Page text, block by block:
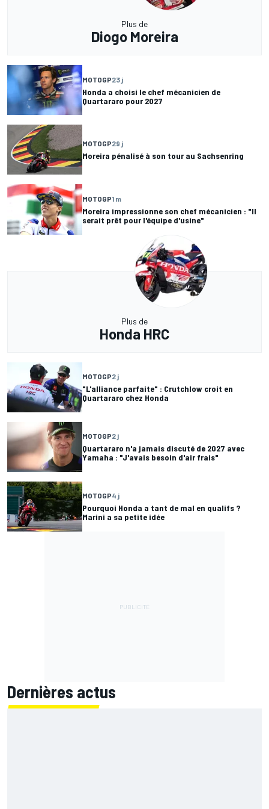
Plus de
Diogo Moreira
MOTOGP23 j
Honda a choisi le chef mécanicien de
Quartararo pour 2027
MOTOGP29 j
Moreira pénalisé à son tour au Sachsenring
MOTOGP1 m
Moreira impressionne son chef mécanicien : "Il
serait prêt pour l'équipe d'usine"
Plus de
Honda HRC
MOTOGP2 j
"L'alliance parfaite" : Crutchlow croit en
Quartararo chez Honda
MOTOGP2 j
Quartararo n'a jamais discuté de 2027 avec
Yamaha : "J'avais besoin d'air frais"
MOTOGP4 j
Pourquoi Honda a tant de mal en qualifs ?
Marini a sa petite idée
Dernières actus